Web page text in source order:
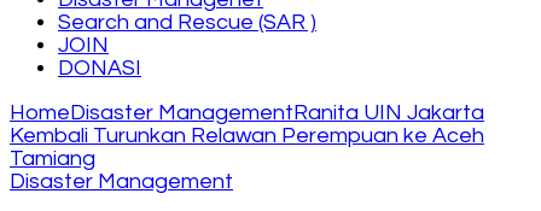
Search and Rescue (SAR )
JOIN
DONASI
HomeDisaster ManagementRanita UIN Jakarta
Kembali Turunkan Relawan Perempuan ke Aceh
Tamiang
Disaster Management